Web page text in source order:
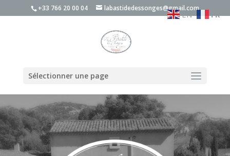
+33 766 20 00 04 labastidedessonges@gmail.com
Sélectionner une page
EN FR